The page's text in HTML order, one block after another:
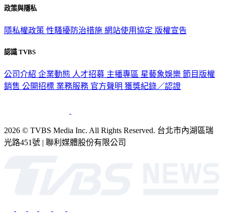
政策與隱私
隱私權政策 性騷擾防治措施 網站使用協定 版權宣告
認識 TVBS
公司介紹 企業動態 人才招募 主播專區 星藝象娛樂 節目版權
銷售 公開招標 業務服務 官方聲明 獲獎紀錄／認證
2026 © TVBS Media Inc. All Rights Reserved. 台北市內湖區瑞
光路451號 | 聯利媒體股份有限公司